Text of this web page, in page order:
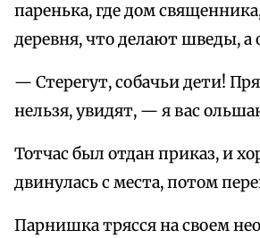
паренька, где дом
деревня, что делают шведы, а
— Стерегут, собачьи дети!
нельзя, увидят, — я вас
Тотчас был отдан приказ, и
двинулась с места, потом
Парнишка трясся на своем